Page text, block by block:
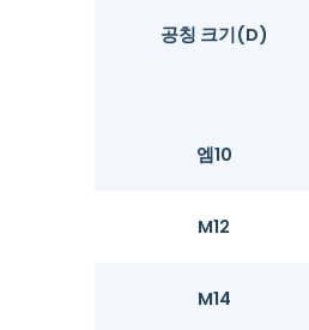
공칭 크기(D)
엠10
M12
M14